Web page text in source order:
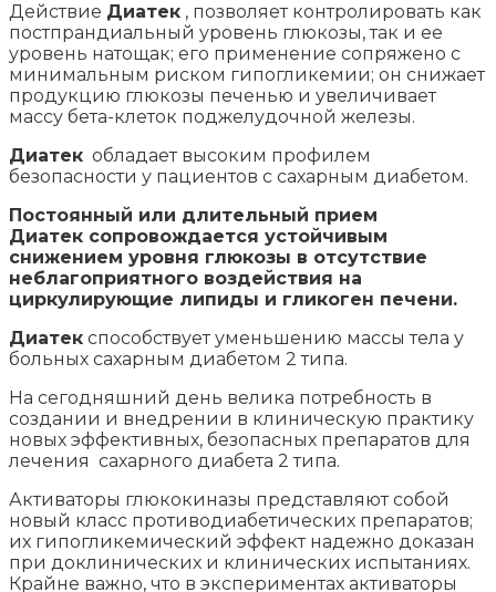
Действие Диатек , позволяет контролировать как
постпрандиальный уровень глюкозы, так и ее
уровень натощак; его применение сопряжено с
минимальным риском гипогликемии; он снижает
продукцию глюкозы печенью и увеличивает
массу бета-клеток поджелудочной железы.
Диатек обладает высоким профилем
безопасности у пациентов с сахарным диабетом.
Постоянный или длительный прием
Диатек сопровождается устойчивым
снижением уровня глюкозы в отсутствие
неблагоприятного воздействия на
циркулирующие липиды и гликоген печени.
Диатек способствует уменьшению массы тела у
больных сахарным диабетом 2 типа.
На сегодняшний день велика потребность в
создании и внедрении в клиническую практику
новых эффективных, безопасных препаратов для
лечения сахарного диабета 2 типа.
Активаторы глюкокиназы представляют собой
новый класс противодиабетических препаратов;
их гипогликемический эффект надежно доказан
при доклинических и клинических испытаниях.
Крайне важно, что в экспериментах активаторы